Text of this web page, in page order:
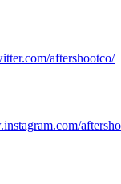
aftershootco/